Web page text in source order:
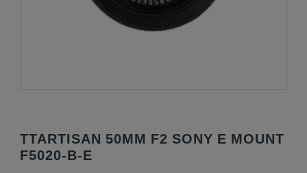
TTARTISAN 50MM F2 SONY E MOUNT
F5020-B-E